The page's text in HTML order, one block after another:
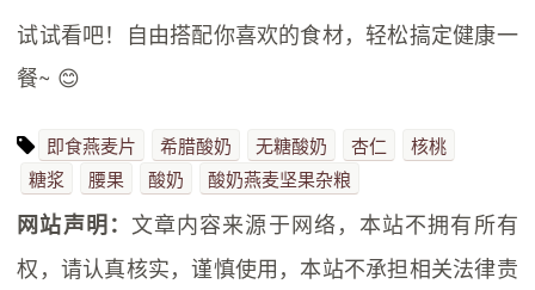
试试看吧！自由搭配你喜欢的食材，轻松搞定健康一
餐~ 😊
即食燕麦片 希腊酸奶 无糖酸奶 杏仁
核桃
糖浆
腰果 酸奶 酸奶燕麦坚果杂粮
网站声明： 文章内容来源于网络，本站不拥有所有
权，请认真核实，谨慎使用，本站不承担相关法律责